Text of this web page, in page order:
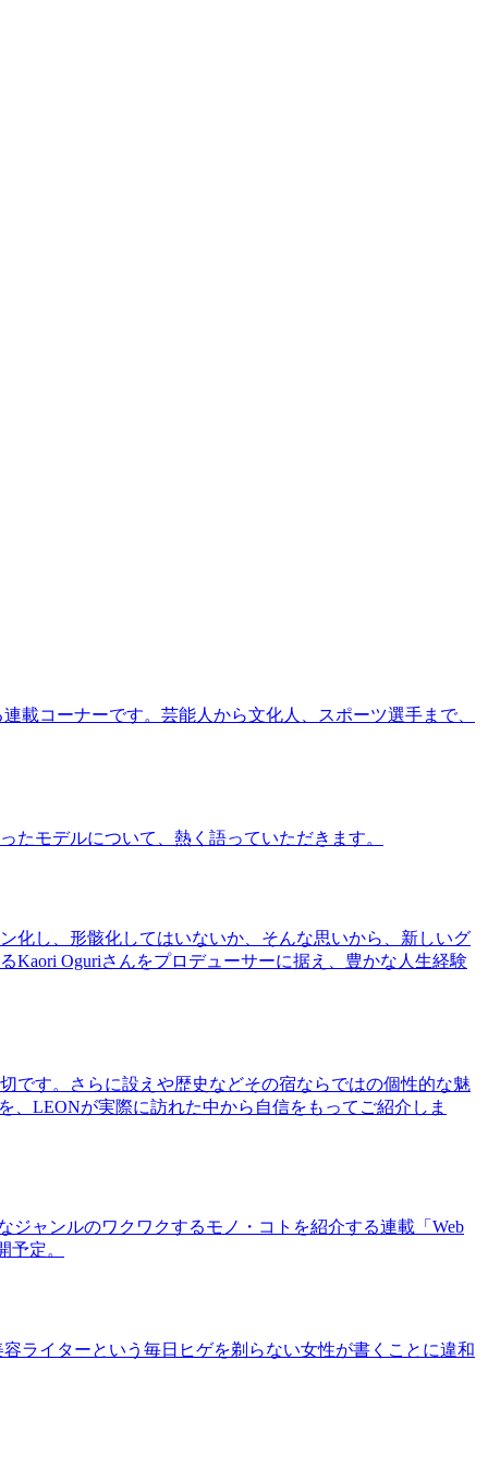
載コーナーです。芸能人から文化人、スポーツ選手まで、
モデルについて、熱く語っていただきます。
化し、形骸化してはいないか、そんな思いから、新しいグ
Kaori Oguriさんをプロデューサーに据え、豊かな人生経験
す。さらに設えや歴史などその宿ならではの個性的な魅
、LEONが実際に訪れた中から自信をもってご紹介しま
ャンルのワクワクするモノ・コトを紹介する連載「Web
定。
ライターという毎日ヒゲを剃らない女性が書くことに違和